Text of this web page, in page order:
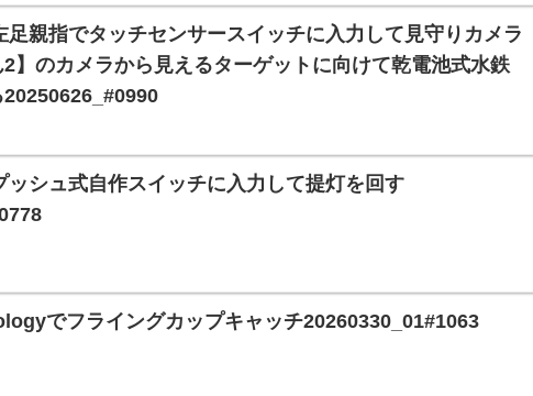
足親指でタッチセンサースイッチに入力して見守りカメラ
2】のカメラから見えるターゲットに向けて乾電池式水鉄
ッシュ式自作スイッチに入力して提灯を回す
でフライングカップキャッチ20260330_01#1063